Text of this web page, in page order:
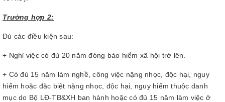
Trường hợp 2:
Đủ các điều kiện sau:
+ Nghỉ việc có đủ 20 năm đóng bảo hiểm xã hội trở lên.
+ Có đủ 15 năm làm nghề, công việc nặng nhọc, độc hại, nguy
hiểm hoặc đặc biệt nặng nhọc, độc hại, nguy hiểm thuộc danh
mục do Bộ LĐ-TB&XH ban hành hoặc có đủ 15 năm làm việc ở